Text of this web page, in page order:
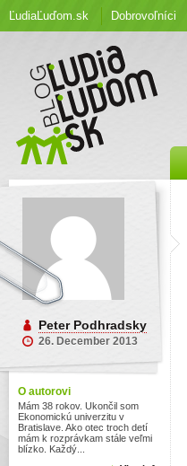
ĽudiaĽuďom.sk Dobrovoľníci
Peter Podhradsky
26. December 2013
O autorovi
Mám 38 rokov. Ukončil som
Ekonomickú univerzitu v
Bratislave. Ako otec troch detí
mám k rozprávkam stále veľmi
blízko. Každý...